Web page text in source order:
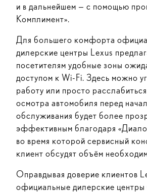
и в дальнейшем — с помощью
Комплимент».
Для большего комфорта
дилерские центры Lexus
посетителям удобные зоны
доступом к Wi-Fi. Здесь можно
работу или просто
осмотра автомобиля перед
обслуживания будет более
эффективным благодаря
во время которой сервисный
клиент обсудят объём
Оправдывая доверие клиентов
официальные дилерские центры